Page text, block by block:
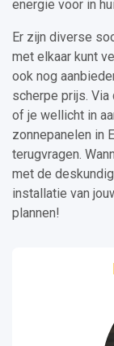
energie voor in
Er zijn diverse
met elkaar kunt
ook nog
scherpe prijs. Via
of je wellicht in
zonnepanelen in
terugvragen.
met de
installatie van
plannen!